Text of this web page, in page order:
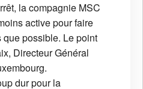
la compagnie MSC
active pour faire
possible. Le point
Directeur Général
dur pour la